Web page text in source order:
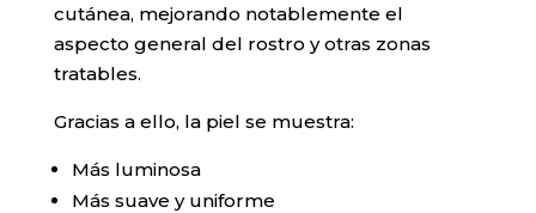
cutánea, mejorando notablemente el
aspecto general del rostro y otras zonas
tratables.
Gracias a ello, la piel se muestra:
Más luminosa
Más suave y uniforme